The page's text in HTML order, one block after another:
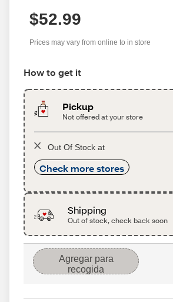
$52.99
Prices may vary from online to in store
How to get it
Pickup
Not offered at your store
Out Of Stock at
Check more stores
Shipping
Out of stock, check back soon
Agregar para
recogida